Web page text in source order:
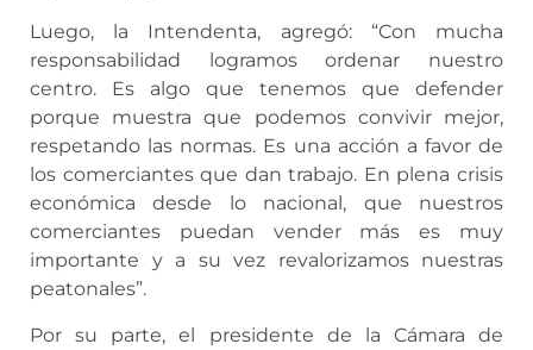
Luego, la Intendenta, agregó: “Con mucha
responsabilidad logramos ordenar nuestro
centro. Es algo que tenemos que defender
porque muestra que podemos convivir mejor,
respetando las normas. Es una acción a favor de
los comerciantes que dan trabajo. En plena crisis
económica desde lo nacional, que nuestros
comerciantes puedan vender más es muy
importante y a su vez revalorizamos nuestras
peatonales”.
Por su parte, el presidente de la Cámara de